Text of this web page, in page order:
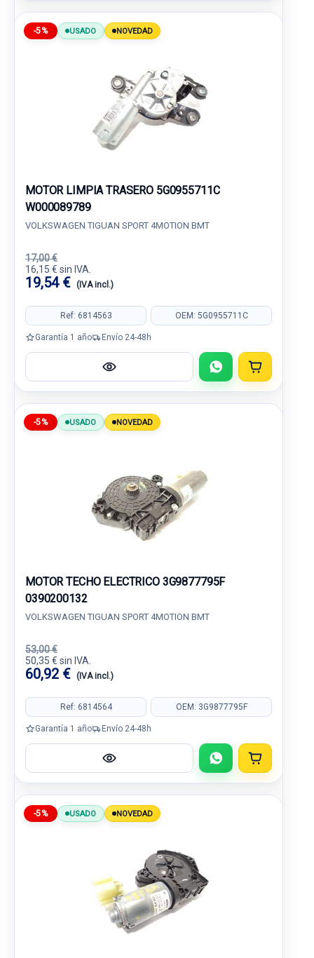
-5% USADO NOVEDAD
MOTOR LIMPIA TRASERO 5G0955711C
W000089789
VOLKSWAGEN TIGUAN SPORT 4MOTION BMT
17,00 €
16,15 € sin IVA.
19,54 € (IVA incl.)
Ref: 6814563 OEM: 5G0955711C
Garantía 1 año Envío 24-48h
-5% USADO NOVEDAD
MOTOR TECHO ELECTRICO 3G9877795F
0390200132
VOLKSWAGEN TIGUAN SPORT 4MOTION BMT
53,00 €
50,35 € sin IVA.
60,92 € (IVA incl.)
Ref: 6814564 OEM: 3G9877795F
Garantía 1 año Envío 24-48h
-5% USADO NOVEDAD